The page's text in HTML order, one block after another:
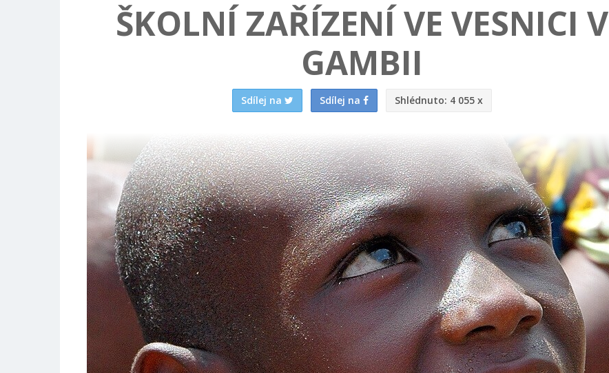
ŠKOLNÍ ZAŘÍZENÍ VE VESNICI V
GAMBII
Sdílej na Sdílej na Shlédnuto: 4 055 x